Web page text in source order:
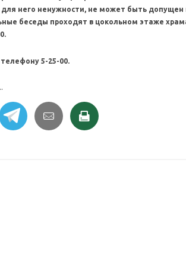
для него ненужности, не может быть допущен
беседы проходят в цокольном этаже
5-25-00.